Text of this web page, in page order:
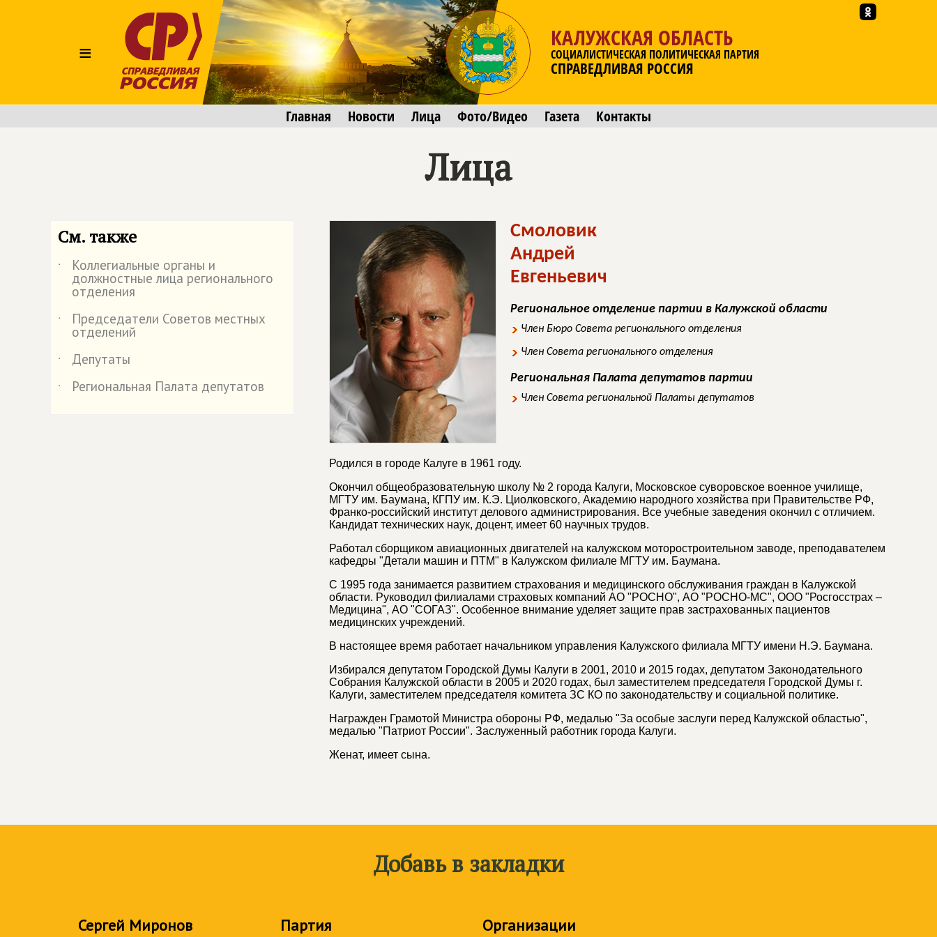
≡
КАЛУЖСКАЯ ОБЛАСТЬ
СОЦИАЛИСТИЧЕСКАЯ ПОЛИТИЧЕСКАЯ ПАРТИЯ
СПРАВЕДЛИВАЯ РОССИЯ
Главная Новости Лица Фото/Видео Газета Контакты
Лица
См. также
˙ Коллегиальные органы и
должностные лица регионального
отделения
˙
Председатели Советов местных
отделений
˙
Депутаты
˙
Региональная Палата депутатов
Смоловик
Андрей
Евгеньевич
Региональное отделение партии в Калужской области
Член Бюро Совета регионального отделения
Член Совета регионального отделения
Региональная Палата депутатов партии
Член Совета региональной Палаты депутатов
Родился в городе Калуге в 1961 году.
Окончил общеобразовательную школу № 2 города Калуги, Московское суворовское военное училище,
МГТУ им. Баумана, КГПУ им. К.Э. Циолковского, Академию народного хозяйства при Правительстве РФ,
Франко-российский институт делового администрирования. Все учебные заведения окончил с отличием.
Кандидат технических наук, доцент, имеет 60 научных трудов.
Работал сборщиком авиационных двигателей на калужском моторостроительном заводе, преподавателем
кафедры "Детали машин и ПТМ" в Калужском филиале МГТУ им. Баумана.
С 1995 года занимается развитием страхования и медицинского обслуживания граждан в Калужской
области. Руководил филиалами страховых компаний АО "РОСНО", АО "РОСНО-МС", ООО "Росгосстрах –
Медицина", АО "СОГАЗ". Особенное внимание уделяет защите прав застрахованных пациентов
медицинских учреждений.
В настоящее время работает начальником управления Калужского филиала МГТУ имени Н.Э. Баумана.
Избирался депутатом Городской Думы Калуги в 2001, 2010 и 2015 годах, депутатом Законодательного
Собрания Калужской области в 2005 и 2020 годах, был заместителем председателя Городской Думы г.
Калуги, заместителем председателя комитета ЗС КО по законодательству и социальной политике.
Награжден Грамотой Министра обороны РФ, медалью "За особые заслуги перед Калужской областью",
медалью "Патриот России". Заслуженный работник города Калуги.
Женат, имеет сына.
Добавь в закладки
Сергей Миронов Партия Организации